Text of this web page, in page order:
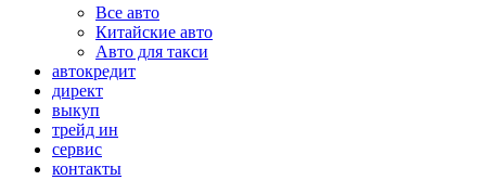
Все авто
Китайские авто
Авто для такси
автокредит
директ
выкуп
трейд ин
сервис
контакты